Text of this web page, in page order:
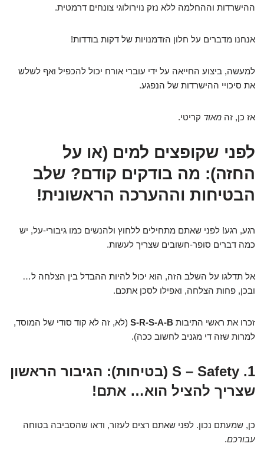
ההישרדות וההחלמה ללא נזק נוירולוגי צונחים דרמטית.
אנחנו מדברים על חלון הזדמנויות של דקות בודדות!
למעשה, ביצוע החייאה על ידי עוברי אורח יכול להכפיל ואף לשלש
את סיכויי ההישרדות של הנפגע.
אז כן, זה מאוד קריטי.
לפני שקופצים למים (או על
החזה): מה בודקים קודם? שלב
הבטיחות וההערכה הראשונית!
רגע, רגע! לפני שאתם מתחילים ללחוץ ולהנשים כמו גיבורי-על, יש
כמה דברים סופר-חשובים שצריך לעשות.
אל תדלגו על השלב הזה, הוא יכול להיות ההבדל בין הצלחה ל…
ובכן, פחות הצלחה, ואפילו לסכן אתכם.
זכרו את ראשי התיבות S-R-S-A-B (לא, זה לא קוד סודי של המוסד,
למרות שזה די מגניב לחשוב ככה).
1. S – Safety (בטיחות): הגיבור הראשון
שצריך להציל הוא… אתם!
כן, שמעתם נכון. לפני שאתם רצים לעזור, ודאו שהסביבה בטוחה
עבורכם.